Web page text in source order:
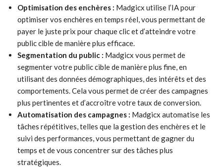
Optimisation des enchères : Madgicx utilise l’IA pour
optimiser vos enchères en temps réel, vous permettant de
payer le juste prix pour chaque clic et d’atteindre votre
public cible de manière plus efficace.
Segmentation du public : Madgicx vous permet de
segmenter votre public cible de manière plus fine, en
utilisant des données démographiques, des intérêts et des
comportements. Cela vous permet de créer des campagnes
plus pertinentes et d’accroître votre taux de conversion.
Automatisation des campagnes : Madgicx automatise les
tâches répétitives, telles que la gestion des enchères et le
suivi des performances, vous permettant de gagner du
temps et de vous concentrer sur des tâches plus
stratégiques.